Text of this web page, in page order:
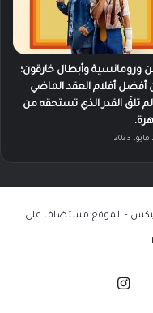
ورومانسية وأبطال خارقون؛
أفضل أفلام العقد الماضي
لم تلقَ القدر الذي تستحقه من
‫YouTube